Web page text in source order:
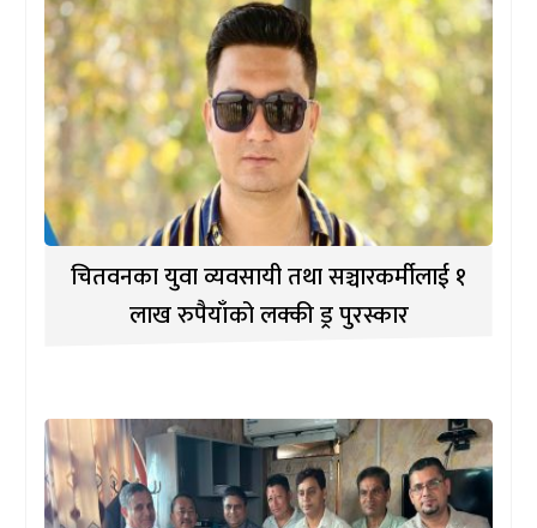
चितवनका युवा व्यवसायी तथा सञ्चारकर्मीलाई १
लाख रुपैयाँको लक्की ड्र पुरस्कार